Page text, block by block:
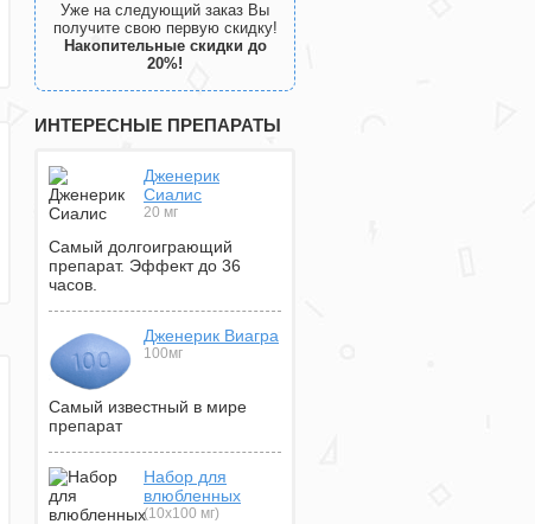
Уже на следующий заказ Вы
получите свою первую скидку!
Накопительные скидки до
20%!
ИНТЕРЕСНЫЕ ПРЕПАРАТЫ
Дженерик
Сиалис
20 мг
Самый долгоиграющий
препарат. Эффект до 36
часов.
Дженерик Виагра
100мг
Самый известный в мире
препарат
Набор для
влюбленных
(10х100 мг)